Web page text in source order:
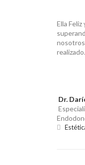
Ella
Dr.